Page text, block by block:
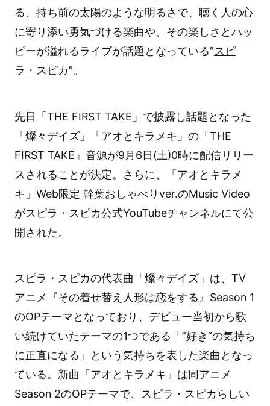
る、持ち前の太陽のような明るさで、聴く人の心
に寄り添い勇気づける楽曲や、その楽しさとハッ
ピーが溢れるライブが話題となっている″スピ
ラ・スピカ″。
先日「THE FIRST TAKE」で披露し話題となった
「燦々デイズ」「アオとキラメキ」の「THE
FIRST TAKE」音源が9月6日(土)0時に配信リリー
スされることが決定。さらに、「アオとキラメ
キ」Web限定 幹葉おしゃべりver.のMusic Video
がスピラ・スピカ公式YouTubeチャンネルにて公
開された。
スピラ・スピカの代表曲「燦々デイズ」は、TV
アニメ『その着せ替え人形は恋をする』Season 1
のOPテーマとなっており、デビュー当初から歌
い続けていたテーマの1つである「”好き”の気持ち
に正直になる」という気持ちを表した楽曲となっ
ている。新曲「アオとキラメキ」は同アニメ
Season 2のOPテーマで、スピラ・スピカらしい